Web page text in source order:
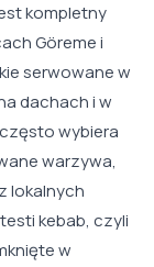
kompletny
Göreme i
serwowane w
dachach i w
wybiera
warzywa,
lokalnych
kebab, czyli
w